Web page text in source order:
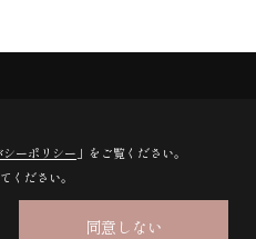
Rights Reserved.
シーポリシー 」をご覧ください。
ください。
同意しない